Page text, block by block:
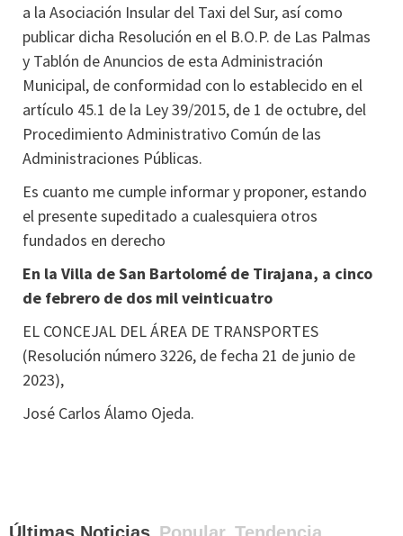
a la Asociación Insular del Taxi del Sur, así como
publicar dicha Resolución en el B.O.P. de Las Palmas
y Tablón de Anuncios de esta Administración
Municipal, de conformidad con lo establecido en el
artículo 45.1 de la Ley 39/2015, de 1 de octubre, del
Procedimiento Administrativo Común de las
Administraciones Públicas.
Es cuanto me cumple informar y proponer, estando
el presente supeditado a cualesquiera otros
fundados en derecho
En la Villa de San Bartolomé de Tirajana, a cinco
de febrero de dos mil veinticuatro
EL CONCEJAL DEL ÁREA DE TRANSPORTES
(Resolución número 3226, de fecha 21 de junio de
2023),
José Carlos Álamo Ojeda.